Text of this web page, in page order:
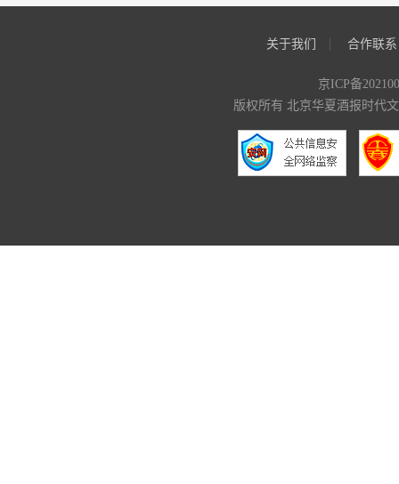
关于我们 合作联系
京ICP备
版权所有 北京华夏酒报时代文